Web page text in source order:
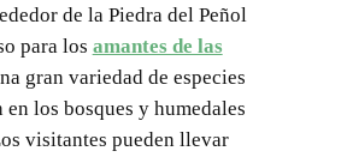
de la Piedra del Peñol
para los amantes de las
gran variedad de especies
en los bosques y humedales
visitantes pueden llevar